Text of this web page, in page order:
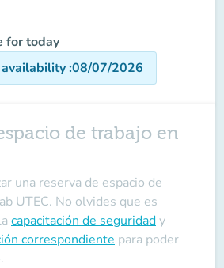
for today
:08/07/2026
de trabajo en
una reserva de espacio de
UTEC. No olvides que es
capacitación de seguridady
correspondiente para poder